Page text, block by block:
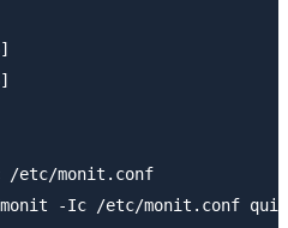
/etc/monit.conf
-Ic /etc/monit.conf quit